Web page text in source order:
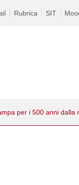
Rubrica SIT
per i 500 anni dalla